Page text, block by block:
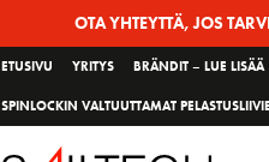
OTA YHTEYTTÄ, JOS
ETUSIVU YRITYS BRÄNDIT – LUE LISÄÄ
SPINLOCKIN VALTUUTTAMAT